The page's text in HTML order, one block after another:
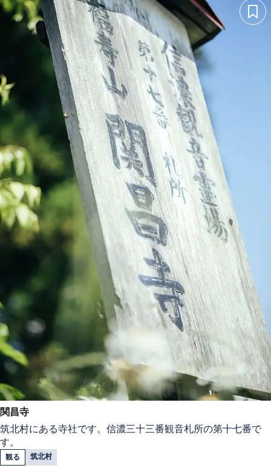
関昌寺
筑北村にある寺社です。信濃三十三番観音札所の第十七番で
す。
観る 筑北村